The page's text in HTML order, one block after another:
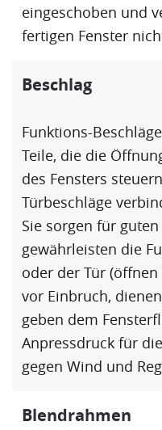
eingeschoben und
fertigen Fenster
Beschlag
Funktions-
Teile, die die
des Fensters
Türbeschläge
Sie sorgen für
gewährleisten die
oder der Tür
vor Einbruch,
geben dem
Anpressdruck für
gegen Wind und
Blendrahmen